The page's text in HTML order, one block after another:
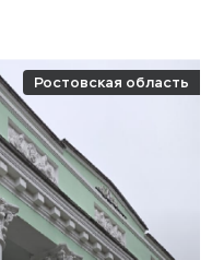
Ростовская область